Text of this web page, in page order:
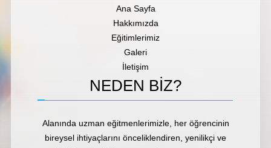
Ana Sayfa
Hakkımızda
Eğitimlerimiz
Galeri
İletişim
NEDEN BİZ?
Alanında uzman eğitmenlerimizle, her öğrencinin
bireysel ihtiyaçlarını önceliklendiren, yenilikçi ve